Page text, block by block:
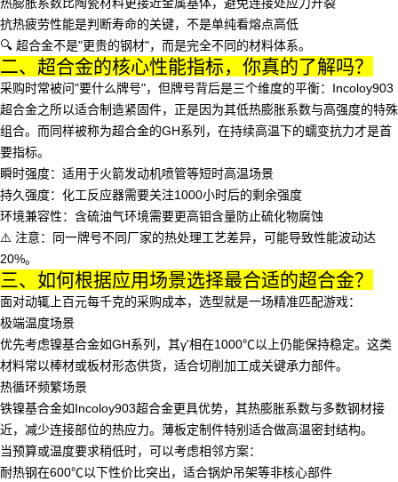
抗热疲劳性能是判断寿命的关键，不是单纯看熔点高低
🔍 超合金不是"更贵的钢材"，而是完全不同的材料体系。
二、超合金的核心性能指标，你真的了解吗？
采购时常被问"要什么牌号"，但牌号背后是三个维度的平衡： Incoloy903
超合金之所以适合制造紧固件，正是因为其低热膨胀系数与高强度的特殊
组合。而同样被称为超合金的GH系列，在持续高温下的蠕变抗力才是首
要指标。
瞬时强度：适用于火箭发动机喷管等短时高温场景
持久强度：化工反应器需要关注1000小时后的剩余强度
环境兼容性：含硫油气环境需要更高钼含量防止硫化物腐蚀
⚠️ 注意：同一牌号不同厂家的热处理工艺差异，可能导致性能波动达
20%。
三、如何根据应用场景选择最合适的超合金？
面对动辄上百元每千克的采购成本，选型就是一场精准匹配游戏：
极端温度场景
优先考虑镍基合金如GH系列，其γ'相在1000℃以上仍能保持稳定。这类
材料常以棒材或板材形态供货，适合切削加工成关键承力部件。
热循环频繁场景
铁镍基合金如Incoloy903超合金更具优势，其热膨胀系数与多数钢材接
近，减少连接部位的热应力。薄板定制件特别适合做高温密封结构。
当预算或温度要求稍低时，可以考虑相邻方案：
耐热钢在600℃以下性价比突出，适合锅炉吊架等非核心部件